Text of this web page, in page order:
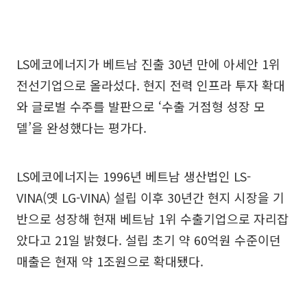
LS에코에너지가 베트남 진출 30년 만에 아세안 1위
전선기업으로 올라섰다. 현지 전력 인프라 투자 확대
와 글로벌 수주를 발판으로 ‘수출 거점형 성장 모
델’을 완성했다는 평가다.
LS에코에너지는 1996년 베트남 생산법인 LS-
VINA(옛 LG-VINA) 설립 이후 30년간 현지 시장을 기
반으로 성장해 현재 베트남 1위 수출기업으로 자리잡
았다고 21일 밝혔다. 설립 초기 약 60억원 수준이던
매출은 현재 약 1조원으로 확대됐다.